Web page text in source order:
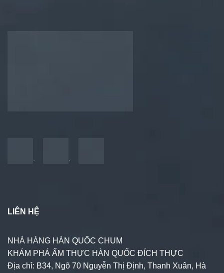
. .
LIÊN HỆ
NHÀ HÀNG HÀN QUỐC CHUM
KHÁM PHÁ ẨM THỰC HÀN QUỐC ĐÍCH THỰC
Địa chỉ: B34, Ngõ 70 Nguyễn Thị Định, Thanh Xuân, Hà